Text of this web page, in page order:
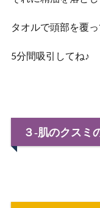
タオルで頭部を覆っ
5分間吸引してね♪
３‐肌のクスミ